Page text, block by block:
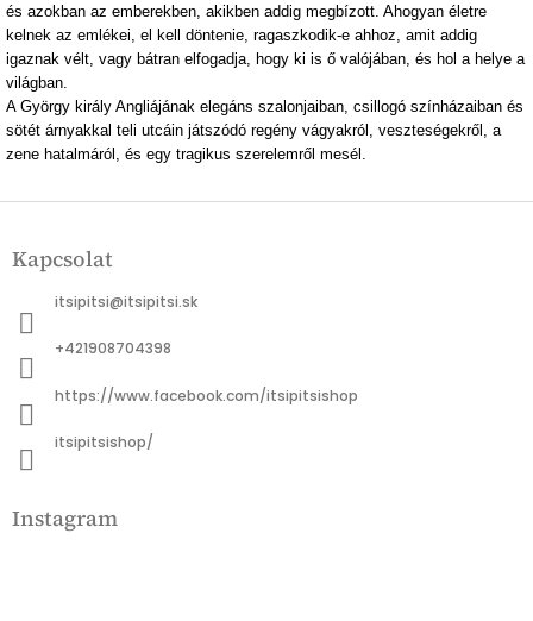
és azokban az emberekben, akikben addig megbízott. Ahogyan életre
kelnek az emlékei, el kell döntenie, ragaszkodik-e ahhoz, amit addig
igaznak vélt, vagy bátran elfogadja, hogy ki is ő valójában, és hol a helye a
világban.
A György király Angliájának elegáns szalonjaiban, csillogó színházaiban és
sötét árnyakkal teli utcáin játszódó regény vágyakról, veszteségekről, a
zene hatalmáról, és egy tragikus szerelemről mesél.
L
bKapcsolat
itsipitsi@itsipitsi.sk
+421908704398
https://www.facebook.com/itsipitsishop
itsipitsishop/
Instagram